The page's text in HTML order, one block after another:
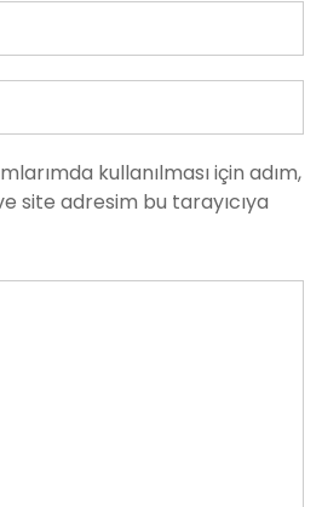
kullanılması için adım,
site adresim bu tarayıcıya